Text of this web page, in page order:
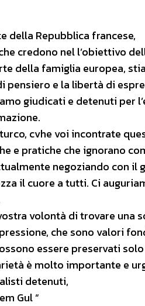
della Repubblica francese,
credono nel l’obiettivo
della famiglia europea,
pensiero e la libertà di
giudicati e detenuti per
cvhe voi incontrate
e pratiche che ignorano
negoziando con il
il cuore a tutti. Ci
volontà di trovare
che sono valori
essere preservati
è molto importante e
detenuti,
Gul “